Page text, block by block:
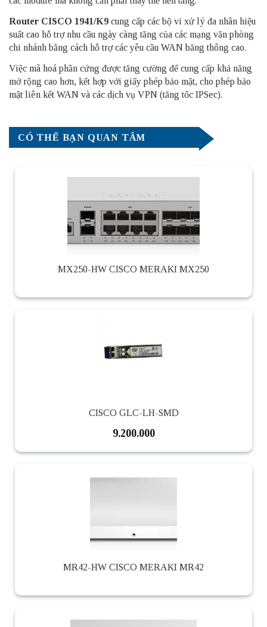
Router CISCO 1941/K9 cung cấp các bộ vi xử lý đa nhân hiệu
suất cao hỗ trợ nhu cầu ngày càng tăng của các mạng văn phòng
chi nhánh bằng cách hỗ trợ các yêu cầu WAN băng thông cao.
Việc mã hoá phần cứng được tăng cường để cung cấp khả năng
mở rộng cao hơn, kết hợp với giấy phép bảo mật, cho phép bảo
mật liên kết WAN và các dịch vụ VPN (tăng tốc IPSec).
CÓ THỂ BẠN QUAN TÂM
MX250-HW CISCO MERAKI MX250
CISCO GLC-LH-SMD
9.200.000
MR42-HW CISCO MERAKI MR42